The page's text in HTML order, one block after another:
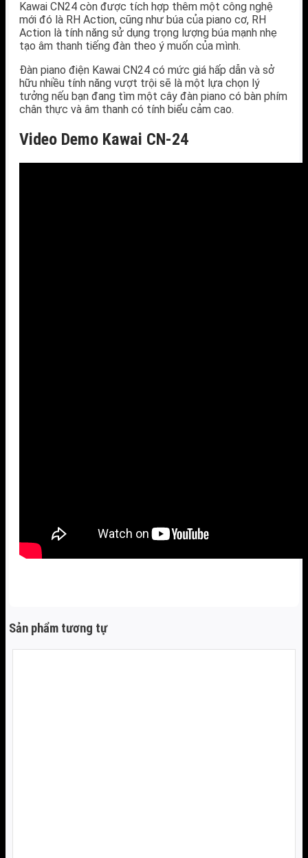
Kawai CN24 còn được tích hợp thêm một công nghệ
mới đó là RH Action, cũng như búa của piano cơ, RH
Action là tính năng sử dụng trọng lượng búa mạnh nhẹ
tạo âm thanh tiếng đàn theo ý muốn của mình.
Đàn piano điện Kawai CN24 có mức giá hấp dẫn và sở
hữu nhiều tính năng vượt trội sẽ là một lựa chọn lý
tưởng nếu bạn đang tìm một cây đàn piano có bàn phím
chân thực và âm thanh có tính biểu cảm cao.
Video Demo Kawai CN-24
Sản phẩm tương tự